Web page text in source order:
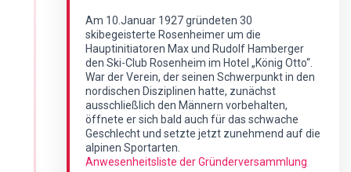
Am 10.Januar 1927 gründeten 30
skibegeisterte Rosenheimer um die
Hauptinitiatoren Max und Rudolf Hamberger
den Ski-Club Rosenheim im Hotel „König Otto“.
War der Verein, der seinen Schwerpunkt in den
nordischen Disziplinen hatte, zunächst
ausschließlich den Männern vorbehalten,
öffnete er sich bald auch für das schwache
Geschlecht und setzte jetzt zunehmend auf die
alpinen Sportarten.
Anwesenheitsliste der Gründerversammlung